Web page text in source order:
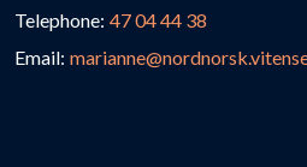
Telephone: 47 04 44 38
Email: